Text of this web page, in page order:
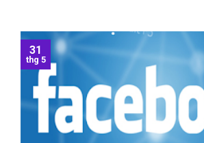
31
thg 5